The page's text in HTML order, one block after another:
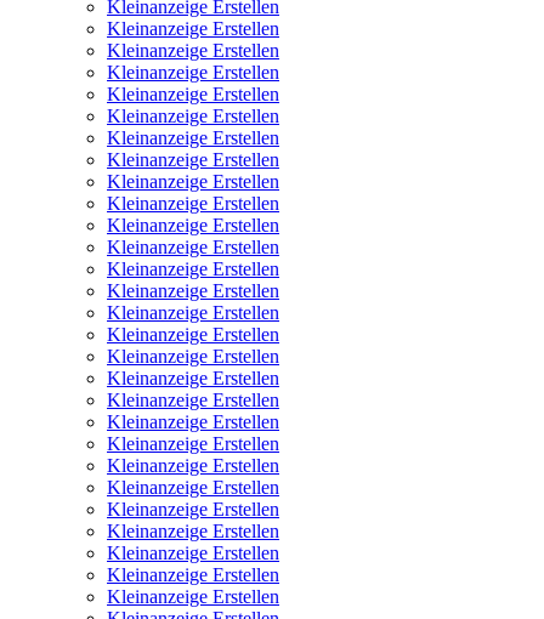
Kleinanzeige Erstellen
Kleinanzeige Erstellen
Kleinanzeige Erstellen
Kleinanzeige Erstellen
Kleinanzeige Erstellen
Kleinanzeige Erstellen
Kleinanzeige Erstellen
Kleinanzeige Erstellen
Kleinanzeige Erstellen
Kleinanzeige Erstellen
Kleinanzeige Erstellen
Kleinanzeige Erstellen
Kleinanzeige Erstellen
Kleinanzeige Erstellen
Kleinanzeige Erstellen
Kleinanzeige Erstellen
Kleinanzeige Erstellen
Kleinanzeige Erstellen
Kleinanzeige Erstellen
Kleinanzeige Erstellen
Kleinanzeige Erstellen
Kleinanzeige Erstellen
Kleinanzeige Erstellen
Kleinanzeige Erstellen
Kleinanzeige Erstellen
Kleinanzeige Erstellen
Kleinanzeige Erstellen
Kleinanzeige Erstellen